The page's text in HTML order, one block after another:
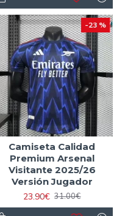
-23 %
Camiseta Calidad
Premium Arsenal
Visitante 2025/26
Versión Jugador
23.90€ 31.00€